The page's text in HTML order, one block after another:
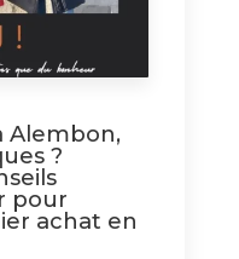
Alembon,
?
pour
achat en